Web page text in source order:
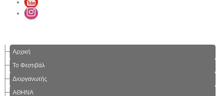
Αρχική
Το Φεστιβάλ
Διοργανωτής
ΑΘΗΝΑ